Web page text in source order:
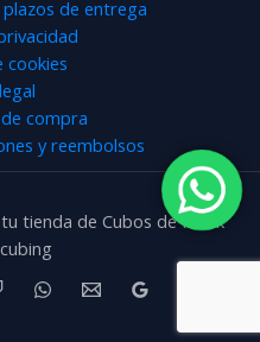
de entrega
cookies
compra
y reembolsos
tienda de Cubos de Rubik